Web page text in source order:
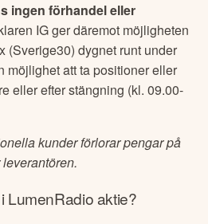
ingen förhandel eller
IG ger däremot möjligheten
(Sverige30) dygnet runt under
möjlighet att ta positioner eller
eller efter stängning (kl. 09.00-
kunder förlorar pengar på
LumenRadioaktie?